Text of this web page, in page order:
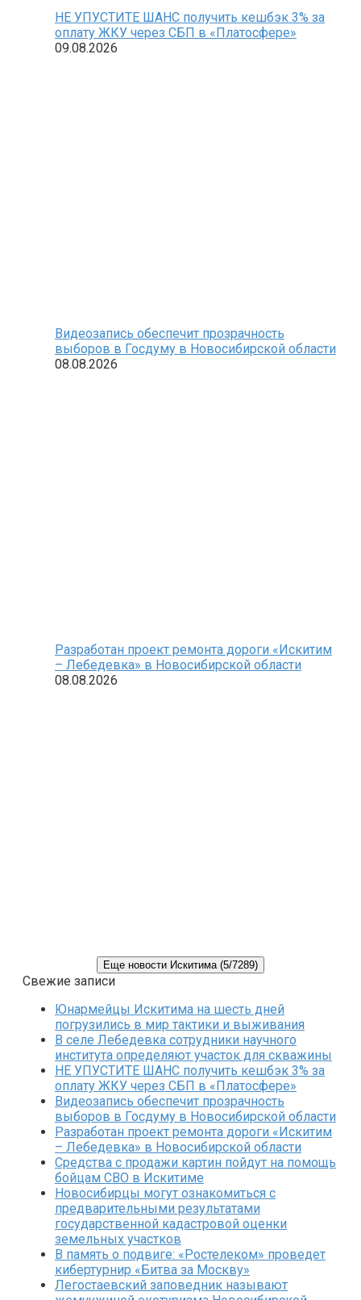
НЕ УПУСТИТЕ ШАНС получить кешбэк 3% за
оплату ЖКУ через СБП в «Платосфере»
09.08.2026
Видеозапись обеспечит прозрачность
выборов в Госдуму в Новосибирской области
08.08.2026
Разработан проект ремонта дороги «Искитим
– Лебедевка» в Новосибирской области
08.08.2026
Еще новости Искитима (5/7289)
Свежие записи
Юнармейцы Искитима на шесть дней
погрузились в мир тактики и выживания
В селе Лебедевка сотрудники научного
института определяют участок для скважины
НЕ УПУСТИТЕ ШАНС получить кешбэк 3% за
оплату ЖКУ через СБП в «Платосфере»
Видеозапись обеспечит прозрачность
выборов в Госдуму в Новосибирской области
Разработан проект ремонта дороги «Искитим
– Лебедевка» в Новосибирской области
Средства с продажи картин пойдут на помощь
бойцам СВО в Искитиме
Новосибирцы могут ознакомиться с
предварительными результатами
государственной кадастровой оценки
земельных участков
В память о подвиге: «Ростелеком» проведет
кибертурнир «Битва за Москву»
Легостаевский заповедник называют